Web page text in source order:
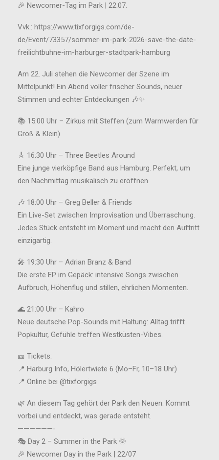
🎉 Newcomer-Tag im Park | 22.07.
Vvk.: https://www.tixforgigs.com/de-
de/Event/73357/sommer-im-park-2026-save-the-date-
freilichtbuhne-im-harburger-stadtpark-hamburg
Am 22. Juli stehen die Newcomer der Szene im
Mittelpunkt! Ein Abend voller frischer Sounds, neuer
Stimmen und echter Entdeckungen 🎶✨
📚 15:00 Uhr – Zirkus mit Steffen (zum Warmwerden für
Groß & Klein)
🎸 16:30 Uhr – Three Beetles Around
Eine junge vierköpfige Band aus Hamburg. Perfekt, um
den Nachmittag musikalisch zu eröffnen.
🎶 18:00 Uhr – Greg Beller & Friends
Ein Live-Set zwischen Improvisation und Überraschung.
Jedes Stück entsteht im Moment und macht den Auftritt
einzigartig.
🎤 19:30 Uhr – Adrian Branz & Band
Die erste EP im Gepäck: intensive Songs zwischen
Aufbruch, Höhenflug und stillen, ehrlichen Momenten.
🌊 21:00 Uhr – Kahro
Neue deutsche Pop-Sounds mit Haltung: Alltag trifft
Popkultur, Gefühle treffen Westküsten-Vibes.
🎫 Tickets:
📍 Harburg Info, Hölertwiete 6 (Mo–Fr, 10–18 Uhr)
📍 Online bei @tixforgigs
🌿 An diesem Tag gehört der Park den Neuen. Kommt
vorbei und entdeckt, was gerade entsteht.
——————-
🎭 Day 2 – Summer in the Park 🌞
🎉 Newcomer Day in the Park | 22/07